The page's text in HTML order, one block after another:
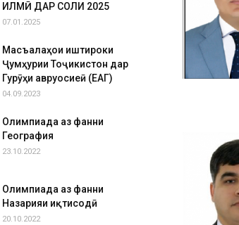
ИЛМӢ ДАР СОЛИ 2025
07.01.2025
Масъалаҳои иштироки
Ҷумҳурии Тоҷикистон дар
Гурӯҳи авруосиеӣ (ЕАГ)
04.09.2023
Олимпиада аз фанни
География
23.10.2022
Олимпиада аз фанни
Назарияи иқтисодӣ
20.10.2022